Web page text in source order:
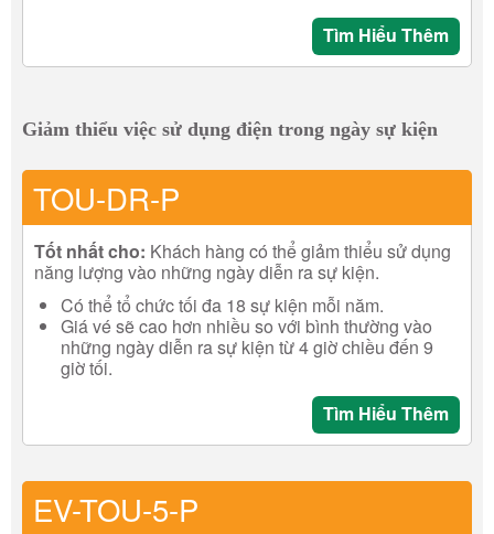
Tìm Hiểu Thêm
Giảm thiểu việc sử dụng điện trong ngày sự kiện
TOU-DR-P
Tốt nhất cho: Khách hàng có thể giảm thiểu sử dụng
năng lượng vào những ngày diễn ra sự kiện.
Có thể tổ chức tối đa 18 sự kiện mỗi năm.
Giá vé sẽ cao hơn nhiều so với bình thường vào
những ngày diễn ra sự kiện từ 4 giờ chiều đến 9
giờ tối.
Tìm Hiểu Thêm
EV-TOU-5-P